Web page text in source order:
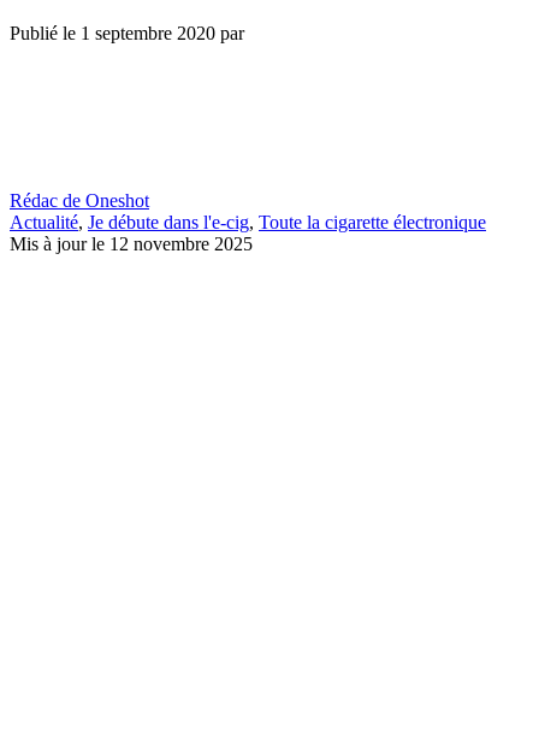
Publié le 1 septembre 2020 par
Rédac de Oneshot
Actualité, Je débute dans l'e-cig, Toute la cigarette électronique
Mis à jour le 12 novembre 2025